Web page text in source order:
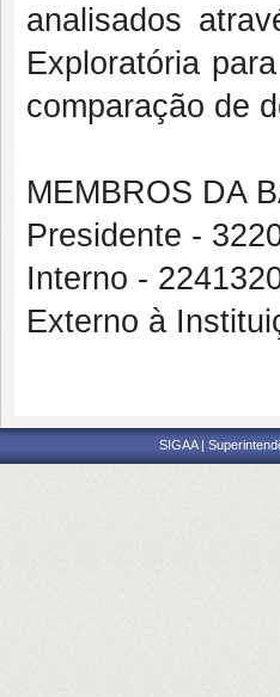
analisados
Exploratória
comparação de
MEMBROS DA
Presidente -
Interno -
Externo à
SIGAA |